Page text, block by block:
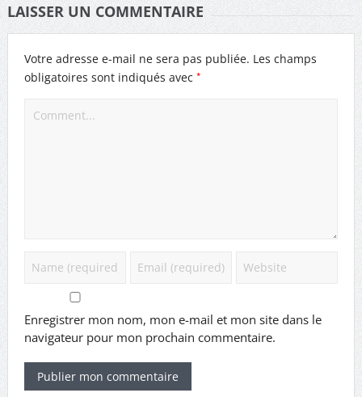
LAISSER UN COMMENTAIRE
Votre adresse e-mail ne sera pas publiée. Les champs
obligatoires sont indiqués avec *
Enregistrer mon nom, mon e-mail et mon site dans le
navigateur pour mon prochain commentaire.